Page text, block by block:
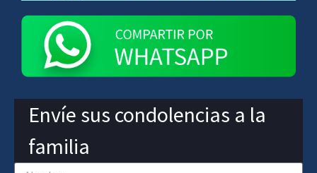
Envíe sus condolencias a la
familia